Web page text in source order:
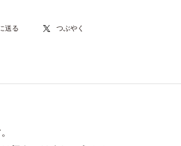
送る つぶやく